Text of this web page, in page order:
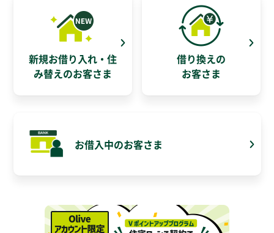
新規お借り入れ・住
み替えのお客さま
借り換えの
お客さま
お借入中のお客さま